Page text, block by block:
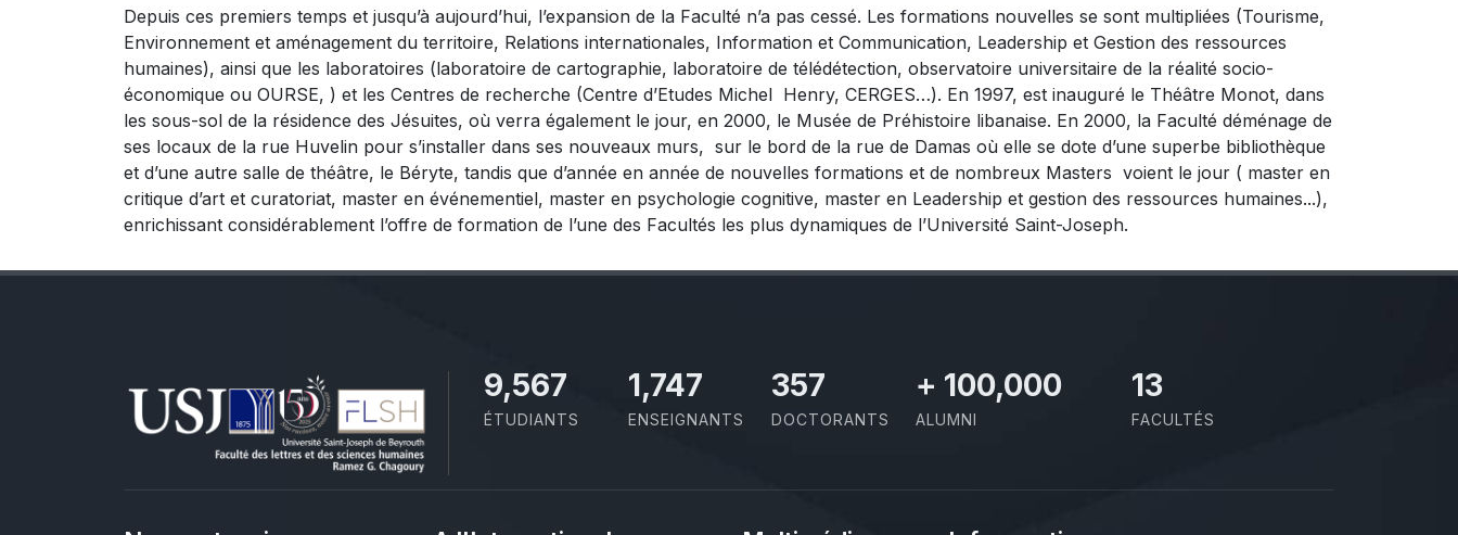
Depuis ces premiers temps et jusqu’à aujourd’hui, l’expansion de la Faculté n’a pas cessé. Les formations nouvelles se sont multipliées (Tourisme,
Environnement et aménagement du territoire, Relations internationales, Information et Communication, Leadership et Gestion des ressources
humaines), ainsi que les laboratoires (laboratoire de cartographie, laboratoire de télédétection, observatoire universitaire de la réalité socio-
économique ou OURSE, ) et les Centres de recherche (Centre d’Etudes Michel Henry, CERGES…). En 1997, est inauguré le Théâtre Monot, dans
les sous-sol de la résidence des Jésuites, où verra également le jour, en 2000, le Musée de Préhistoire libanaise. En 2000, la Faculté déménage de
ses locaux de la rue Huvelin pour s’installer dans ses nouveaux murs, sur le bord de la rue de Damas où elle se dote d’une superbe bibliothèque
et d’une autre salle de théâtre, le Béryte, tandis que d’année en année de nouvelles formations et de nombreux Masters voient le jour ( master en
critique d’art et curatoriat, master en événementiel, master en psychologie cognitive, master en Leadership et gestion des ressources humaines...),
enrichissant considérablement l’offre de formation de l’une des Facultés les plus dynamiques de l’Université Saint-Joseph.
10,493
ÉTUDIANTS
1,917
ENSEIGNANTS
391
DOCTORANTS
+ 100,000
ALUMNI
13
FACULTÉS